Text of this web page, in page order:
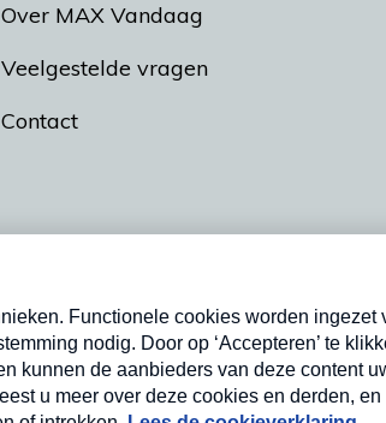
Over MAX Vandaag
Veelgestelde vragen
Contact